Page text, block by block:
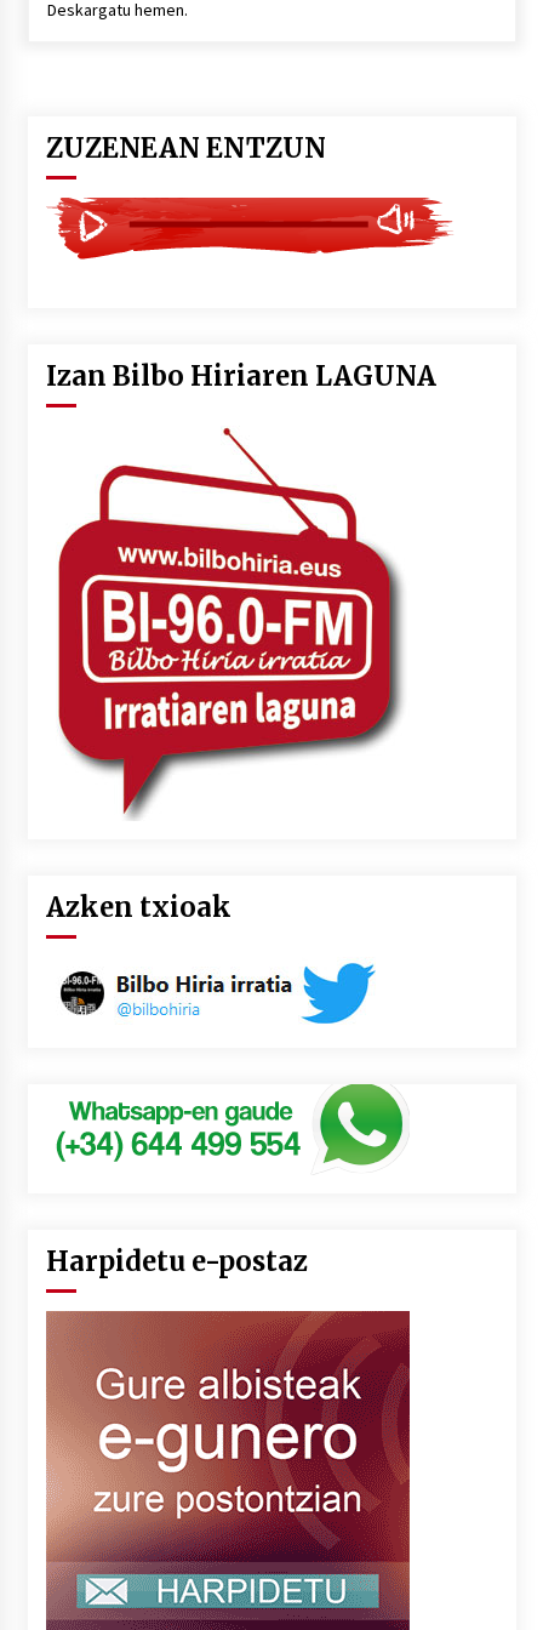
da
2026/07/07
2026/07/03
SOINUGELA: Paul McCartney eta Ringo Starr-en
lan berriak
2026/07/03
MUSIBLA #297: Bide, Boards Of Canada, Somak,
Tiga, Twisted Teens, Underscores, Habia
2026/07/02
Deskargatu hemen.
ZUZENEAN ENTZUN
Izan Bilbo Hiriaren LAGUNA
Azken txioak
Harpidetu e-postaz